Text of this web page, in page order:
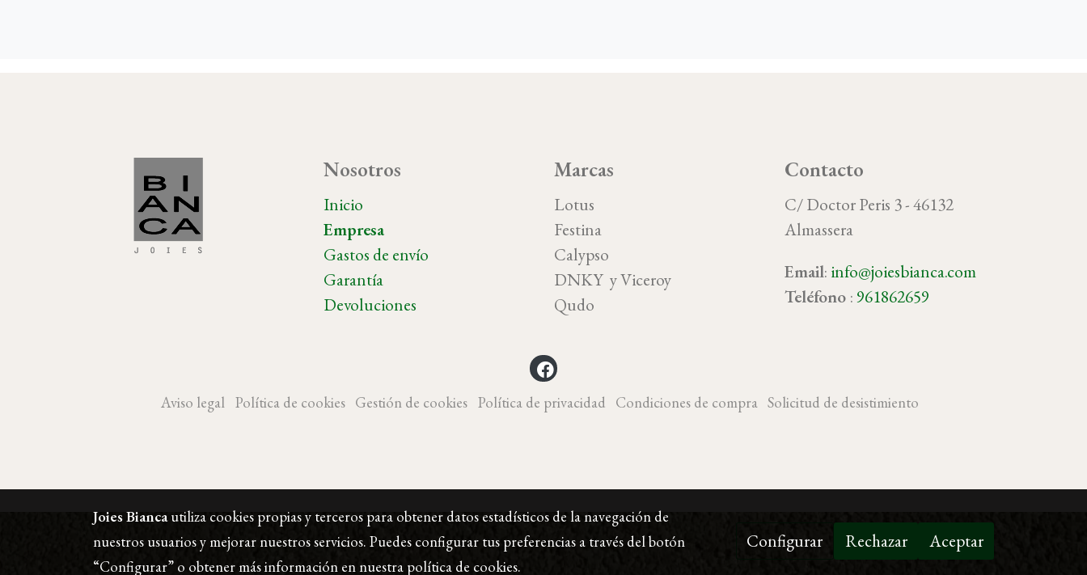
Nosotros
Inicio
Empresa
Gastos de envío
Garantía
Devoluciones
Marcas
Lotus
Festina
Calypso
DNKY y Viceroy
Qudo
Contacto
C/ Doctor Peris 3 - 46132
Almassera
Email: info@joiesbianca.com
Teléfono :961862659
Aviso legal Política de cookies Gestión de cookies Política de privacidad Condiciones de compra Solicitud de desistimiento
Joies Biancautiliza cookies propias y terceros para obtener datos estadísticos de la navegación de
nuestros usuarios y mejorar nuestros servicios. Puedes configurar tus preferencias a través del botón
“Configurar” o obtener más información en nuestra política de cookies.
Configurar Rechazar Aceptar